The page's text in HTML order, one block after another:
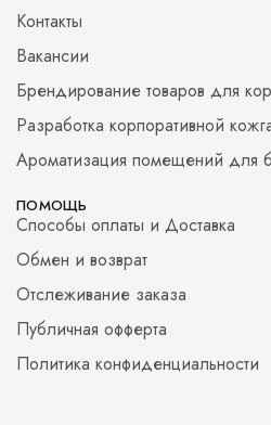
Контакты
Вакансии
Брендирование товаров для
Разработка корпоративной
Ароматизация помещений для
ПОМОЩЬ
Способы оплаты и Доставка
Обмен и возврат
Отслеживание заказа
Публичная офферта
Политика конфиденциальности